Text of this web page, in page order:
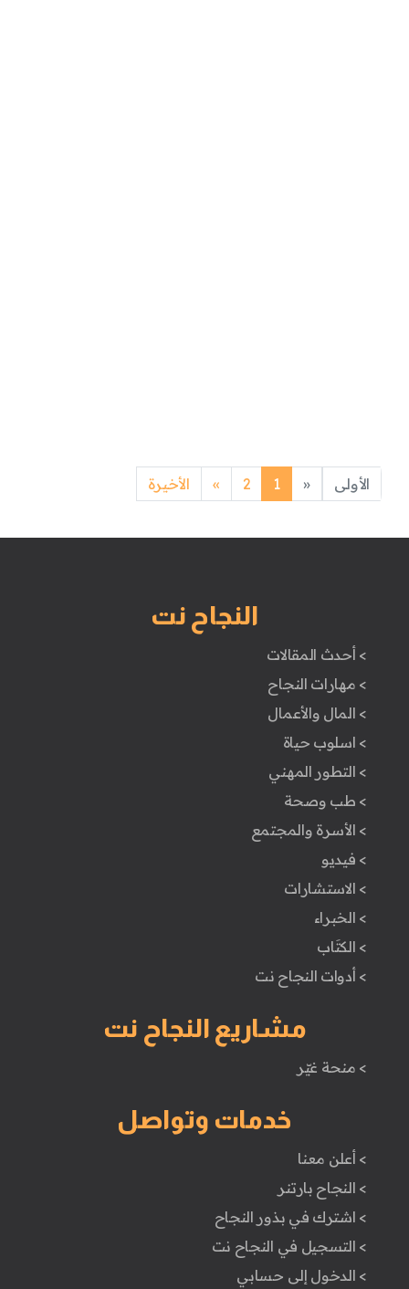
الأولى «
Previous
1
2
»
Nextالأخيرة
النجاح نت
> أحدث المقالات
> مهارات النجاح
> المال والأعمال
> اسلوب حياة
> التطور المهني
> طب وصحة
> الأسرة والمجتمع
> فيديو
> الاستشارات
> الخبراء
> الكتَاب
> أدوات النجاح نت
مشاريع النجاح نت
> منحة غيّر
خدمات وتواصل
> أعلن معنا
> النجاح بارتنر
> اشترك في بذور النجاح
> التسجيل في النجاح نت
> الدخول إلى حسابي